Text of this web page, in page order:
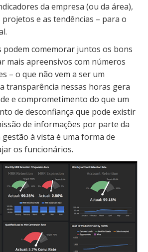
da empresa (ou da área),
e as tendências – para o
podem comemorar juntos os bons
mais apreensivos com números
– o que não vem a ser um
transparência nessas horas gera
e comprometimento do que um
de desconfiança que pode existir
de informações por parte da
gestão à vista é uma forma de
os funcionários.